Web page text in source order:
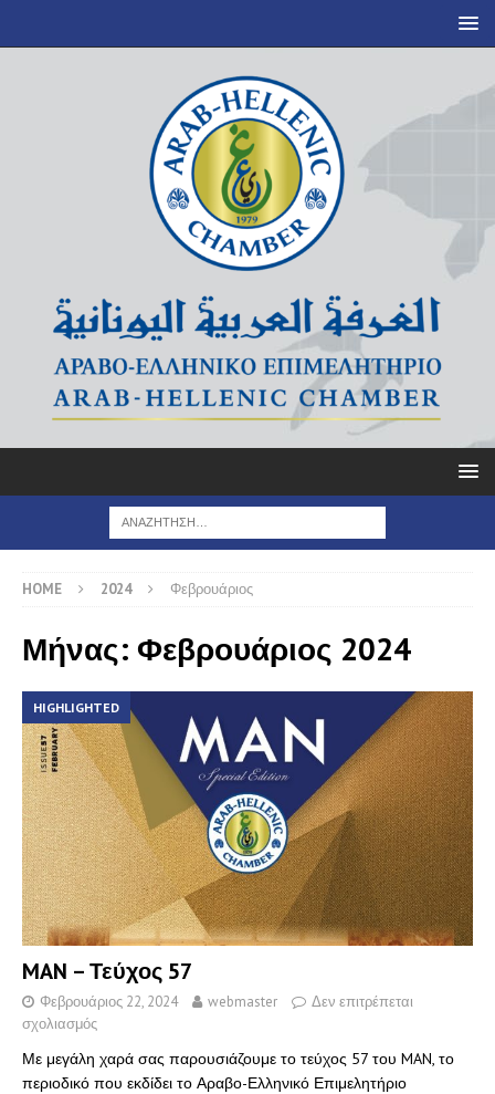
HOME 2024 Φεβρουάριος
Μήνας: Φεβρουάριος 2024
HIGHLIGHTED
MAN – Τεύχος 57
Φεβρουάριος 22, 2024 webmaster
Δεν επιτρέπεται
σχολιασμός
Με μεγάλη χαρά σας παρουσιάζουμε το τεύχος 57 του MAN, το
περιοδικό που εκδίδει το Αραβο-Ελληνικό Επιμελητήριο